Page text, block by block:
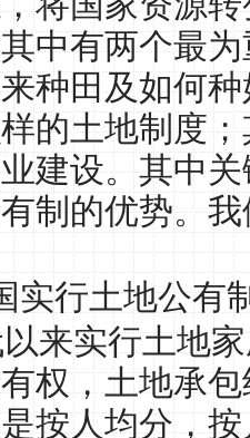
中有两个最
种田及如何
的土地制度
建设。其中
制的优势。
实行土地公有
来实行土地
权，土地承
按人均分，